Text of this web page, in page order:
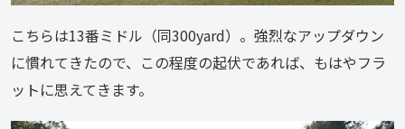
こちらは13番ミドル（同300yard）。強烈なアップダウン
に慣れてきたので、この程度の起伏であれば、もはやフラ
ットに思えてきます。